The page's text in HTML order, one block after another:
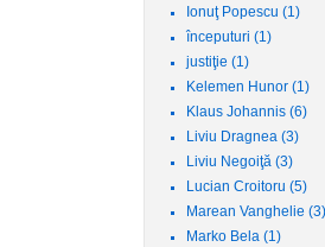
Ionuţ Popescu (1)
începuturi (1)
justiţie (1)
Kelemen Hunor (1)
Klaus Johannis (6)
Liviu Dragnea (3)
Liviu Negoiţă (3)
Lucian Croitoru (5)
Marean Vanghelie (3)
Marko Bela (1)